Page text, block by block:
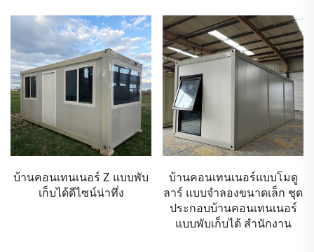
บ้านคอนเทนเนอร์แบบโมดู
ลาร์ แบบจำลองขนาดเล็ก ชุด
โรงแรมอัจฉริยะแคปซูลพัก
ผ่อนแบบสำเร็จรูปเคลื่อนที่ได้
กันน้ำได้ ใช้ในวิลล่า